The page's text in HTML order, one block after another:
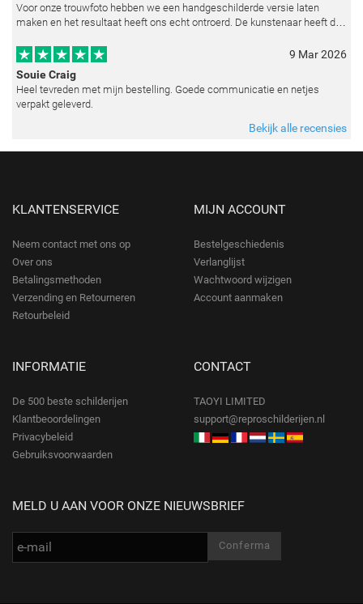
Voor onze trouwfoto hebben we een handgeschilderde versie laten
maken en het resultaat heeft ons echt ontroerd. De kunstenaar heeft de
9 Mar 2026
Souie Craig
Heel tevreden met mijn bestelling. Goede communicatie en netjes
verpakt geleverd.
Bekijk alle recensies
KLANTENSERVICE
Neem contact met ons op
Over ons
Betalingsmethoden
Verzending en Retourneren
Retourbeleid
MIJN ACCOUNT
Bestelgeschiedenis
Verlanglijst
Wachtwoord wijzigen
Account aanmaken
INFORMATIE
De 500 beste schilderijen
Klantbeoordelingen
Privacybeleid
Gebruiksvoorwaarden
CONTACT
TAOYI LIMITED
support@reproschilderijen.nl
MELD U AAN VOOR ONZE NIEUWSBRIEF